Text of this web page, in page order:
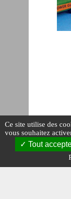
Ce site utilise des
vous souhaitez
Tout